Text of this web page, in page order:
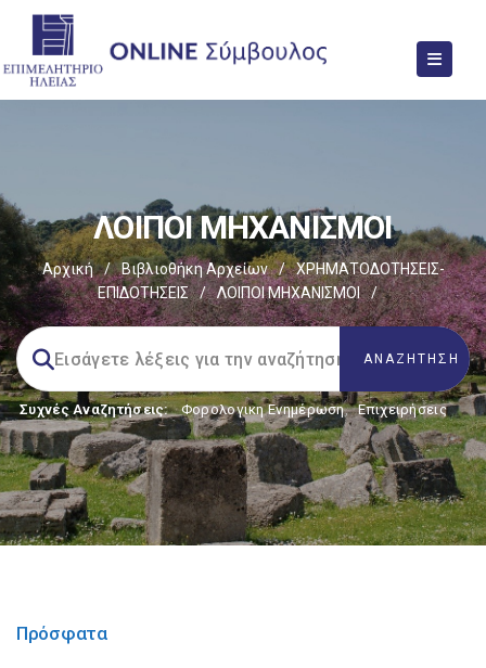
ΛΟΙΠΟΙ ΜΗΧΑΝΙΣΜΟΙ
Αρχική / Βιβλιοθήκη Αρχείων /
ΧΡΗΜΑΤΟΔΟΤΗΣΕΙΣ-
ΕΠΙΔΟΤΗΣΕΙΣ
/ ΛΟΙΠΟΙ ΜΗΧΑΝΙΣΜΟΙ /
Συχνές Αναζητήσεις: Φορολογικη Ενημέρωση, Επιχειρήσεις
Πρόσφατα